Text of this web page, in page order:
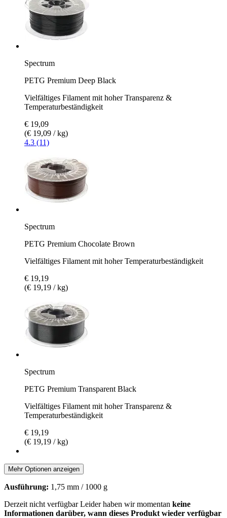
Spectrum
PETG Premium Deep Black
Vielfältiges Filament mit hoher Transparenz &
Temperaturbeständigkeit
€ 19,09
(€ 19,09 / kg)
4.3 (11)
Spectrum
PETG Premium Chocolate Brown
Vielfältiges Filament mit hoher Temperaturbeständigkeit
€ 19,19
(€ 19,19 / kg)
Spectrum
PETG Premium Transparent Black
Vielfältiges Filament mit hoher Transparenz &
Temperaturbeständigkeit
€ 19,19
(€ 19,19 / kg)
Mehr Optionen anzeigen
Ausführung: 1,75 mm / 1000 g
Derzeit nicht verfügbarLeider haben wir momentan keine
Informationen darüber, wann dieses Produkt wieder verfügbar